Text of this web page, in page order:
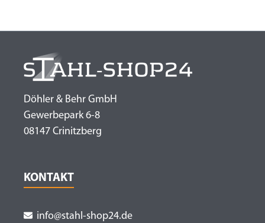
Döhler & Behr GmbH
Gewerbepark 6-8
08147 Crinitzberg
KONTAKT
info@stahl-shop24.de